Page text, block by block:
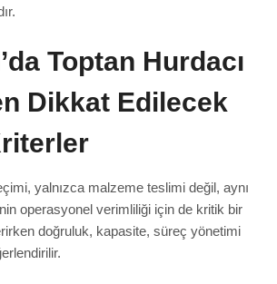
Toptan Hurdacı
Dikkat Edilecek
yalnızca malzeme teslimi değil, aynı
operasyonel verimliliği için de kritik bir
doğruluk, kapasite, süreç yönetimi